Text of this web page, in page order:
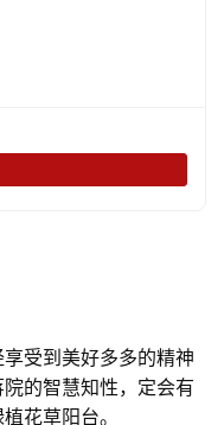
受到美好多多的精神
的智慧知性，定会有
花草阳台。